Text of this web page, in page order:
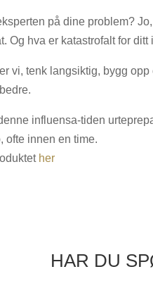
på dine problem?
Og hva er katastrofalt for
vi, tenk langsiktig, bygg
influensa-tiden
ofte innen en time.
her
HAR DU